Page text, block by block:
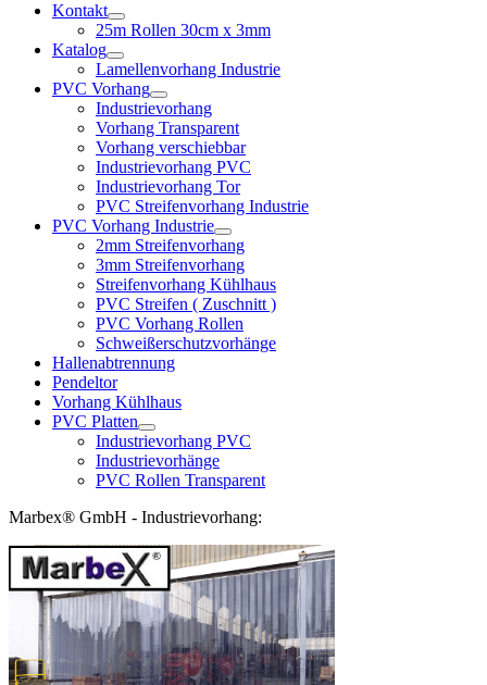
Kontakt
25m Rollen 30cm x 3mm
Katalog
Lamellenvorhang Industrie
PVC Vorhang
Industrievorhang
Vorhang Transparent
Vorhang verschiebbar
Industrievorhang PVC
Industrievorhang Tor
PVC Streifenvorhang Industrie
PVC Vorhang Industrie
2mm Streifenvorhang
3mm Streifenvorhang
Streifenvorhang Kühlhaus
PVC Streifen ( Zuschnitt )
PVC Vorhang Rollen
Schweißerschutzvorhänge
Hallenabtrennung
Pendeltor
Vorhang Kühlhaus
PVC Platten
Industrievorhang PVC
Industrievorhänge
PVC Rollen Transparent
Marbex® GmbH - Industrievorhang: